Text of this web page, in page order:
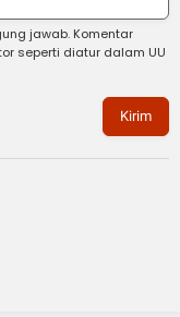
jawab. Komentar
seperti diatur dalam UU
Kirim